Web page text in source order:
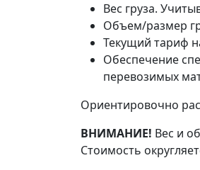
Вес груза.
Объем/размер
Текущий тариф
Обеспечение
перевозимых
Ориентировочно
ВНИМАНИЕ! Вес и
Стоимость